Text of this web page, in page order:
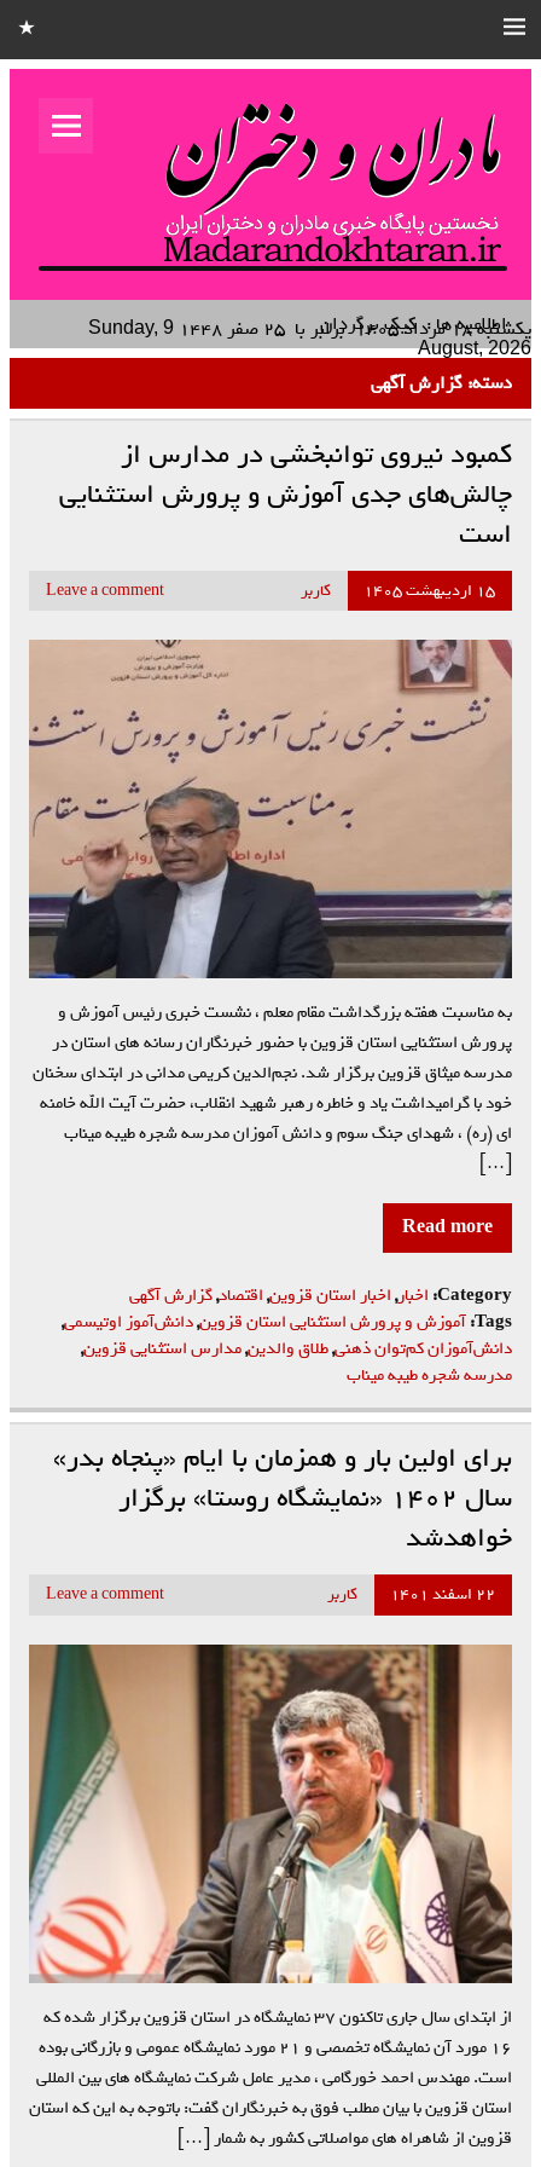
مادران و
اطلاعیه ها : کیک برگردان انبه یکشنبه ۱۸ مرداد ۱۴۰۵ برابر با ۲۵ صفر ۱۴۴۸
Sunday, 9
August, 2026
دسته: گزارش آگهی
کمبود نیروی توانبخشی در مدارس از
چالش‌های جدی آموزش و پرورش استثنایی
است
۱۵ اردیبهشت ۱۴۰۵ کاربر Leave a comment
به مناسبت هفته بزرگداشت مقام معلم ، نشست خبری رئیس آموزش و
پرورش استثنایی استان قزوین با حضور خبرنگاران رسانه های استان در
مدرسه میثاق قزوین برگزار شد. نجم‌الدین کریمی مدانی در ابتدای سخنان
خود با گرامیداشت یاد و خاطره رهبر شهید انقلاب، حضرت آیت الله خامنه
ای (ره) ، شهدای جنگ سوم و دانش آموزان مدرسه شجره طیبه میناب
[…]
Read more
Category: اخبار,اخبار استان قزوین,اقتصاد,گزارش آگهی
Tags: آموزش و پرورش استثنایی استان قزوین,دانش‌آموز اوتیسمی,
دانش‌آموزان کم‌توان ذهنی,طلاق والدین,مدارس استثنایی قزوین,
مدرسه شجره طیبه میناب
برای اولین بار و همزمان با ایام «پنجاه بدر»
سال ۱۴۰۲ «نمایشگاه روستا» برگزار
خواهدشد
۲۲ اسفند ۱۴۰۱ کاربر Leave a comment
از ابتدای سال جاری تاکنون ۳۷ نمایشگاه در استان قزوین برگزار شده که
۱۶ مورد آن نمایشگاه تخصصی و ۲۱ مورد نمایشگاه عمومی و بازرگانی بوده
است. مهندس احمد خورگامی ، مدیر عامل شرکت نمایشگاه های بین المللی
استان قزوین با بیان مطلب فوق به خبرنگاران گفت: باتوجه به این که استان
قزوین از شاهراه های مواصلاتی کشور به شمار […]